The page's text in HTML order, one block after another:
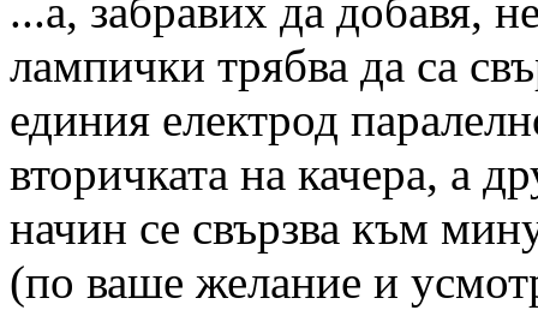
...а, забравих да добавя,
лампички трябва да са
единия електрод
вторичката на качера, а
начин се свързва към
(по ваше желание и